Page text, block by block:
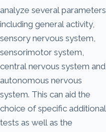
analyze several parameters,
including general activity,
sensory nervous system,
sensorimotor system,
central nervous system and
autonomous nervous
system. This can aid the
choice of specific additional
tests as well as the